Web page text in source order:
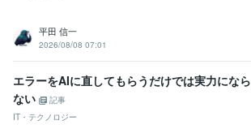
平田 信一
2026/08/08 07:01
エラーをAIに直してもらうだけでは実力になら
ない
記事
IT・テクノロジー